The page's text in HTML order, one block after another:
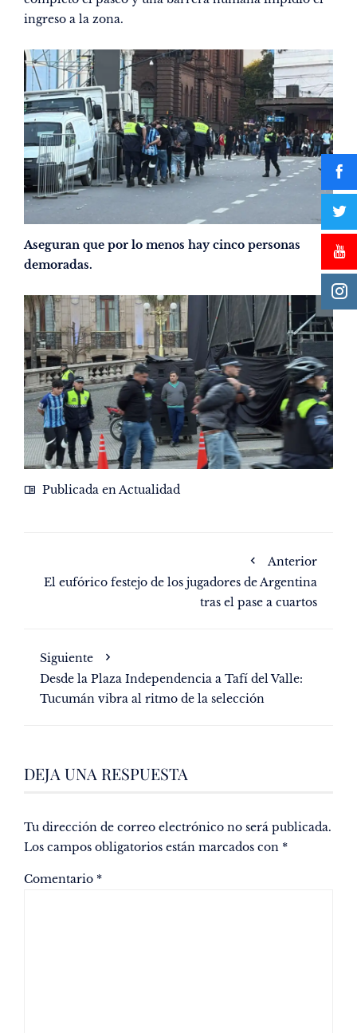
ingreso a la zona.
Aseguran que por lo menos hay cinco personas
demoradas.
Publicada enActualidad
Anterior
El eufórico festejo de los jugadores de Argentina
tras el pase a cuartos
Siguiente
Desde la Plaza Independencia a Tafí del Valle:
Tucumán vibra al ritmo de la selección
DEJA UNA RESPUESTA
Tu dirección de correo electrónico no será publicada.
Los campos obligatorios están marcados con *
Comentario *